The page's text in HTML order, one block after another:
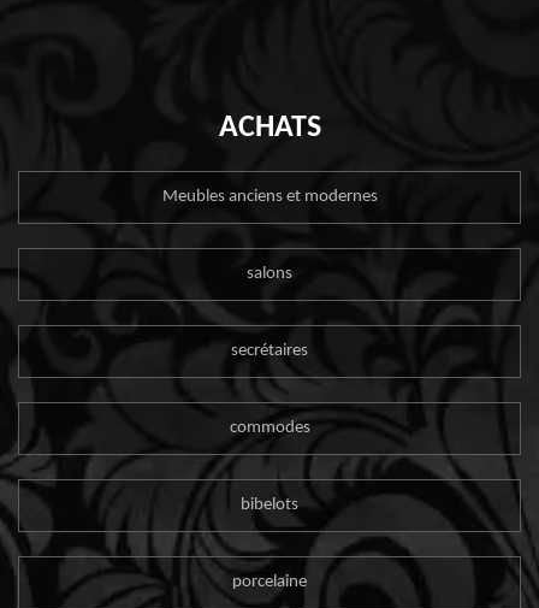
ACHATS
Meubles anciens et modernes
salons
secrétaires
commodes
bibelots
porcelaine